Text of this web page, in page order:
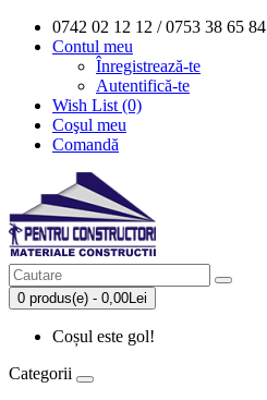
0742 02 12 12 / 0753 38 65 84
Contul meu
Înregistrează-te
Autentifică-te
Wish List (0)
Coşul meu
Comandă
0 produs(e) - 0,00Lei
Coșul este gol!
Categorii